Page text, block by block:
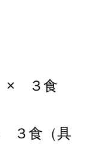
× ３食
３食（具